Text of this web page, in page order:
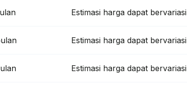
Estimasi harga dapat bervariasi
Estimasi harga dapat bervariasi
Estimasi harga dapat bervariasi